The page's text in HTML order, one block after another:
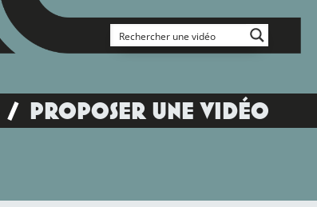
PROPOSER UNE VIDÉO